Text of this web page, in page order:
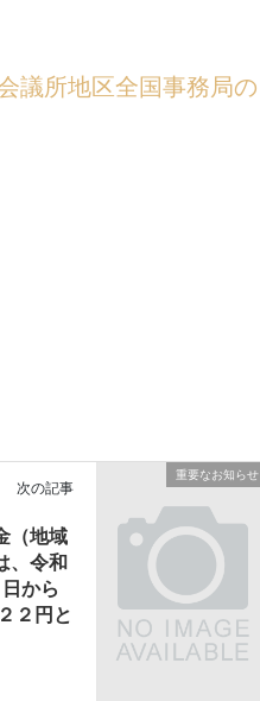
議所地区全国事務局の
重要なお知らせ
次の記事
（地域
、令和
から
２円と